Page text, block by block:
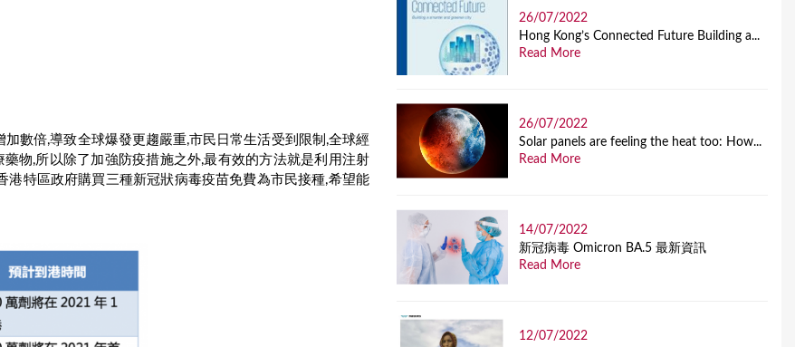
數倍,導致全球爆發更趨嚴重,市民日常生活受到限制,全球經
物,所以除了加強防疫措施之外,最有效的方法就是利用注射
特區政府購買三種新冠狀病毒疫苗免費為市民接種,希望能
26/07/2022
Hong Kong’s Connected Future Building a...
Read More
26/07/2022
Solar panels are feeling the heat too: How...
Read More
14/07/2022
新冠病毒 Omicron BA.5 最新資訊
Read More
12/07/2022